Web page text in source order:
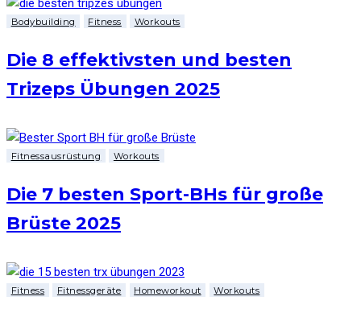
Bodybuilding Fitness Workouts
Die 8 effektivsten und besten
Trizeps Übungen 2025
Fitnessausrüstung Workouts
Die 7 besten Sport-BHs für große
Brüste 2025
Fitness Fitnessgeräte Homeworkout Workouts